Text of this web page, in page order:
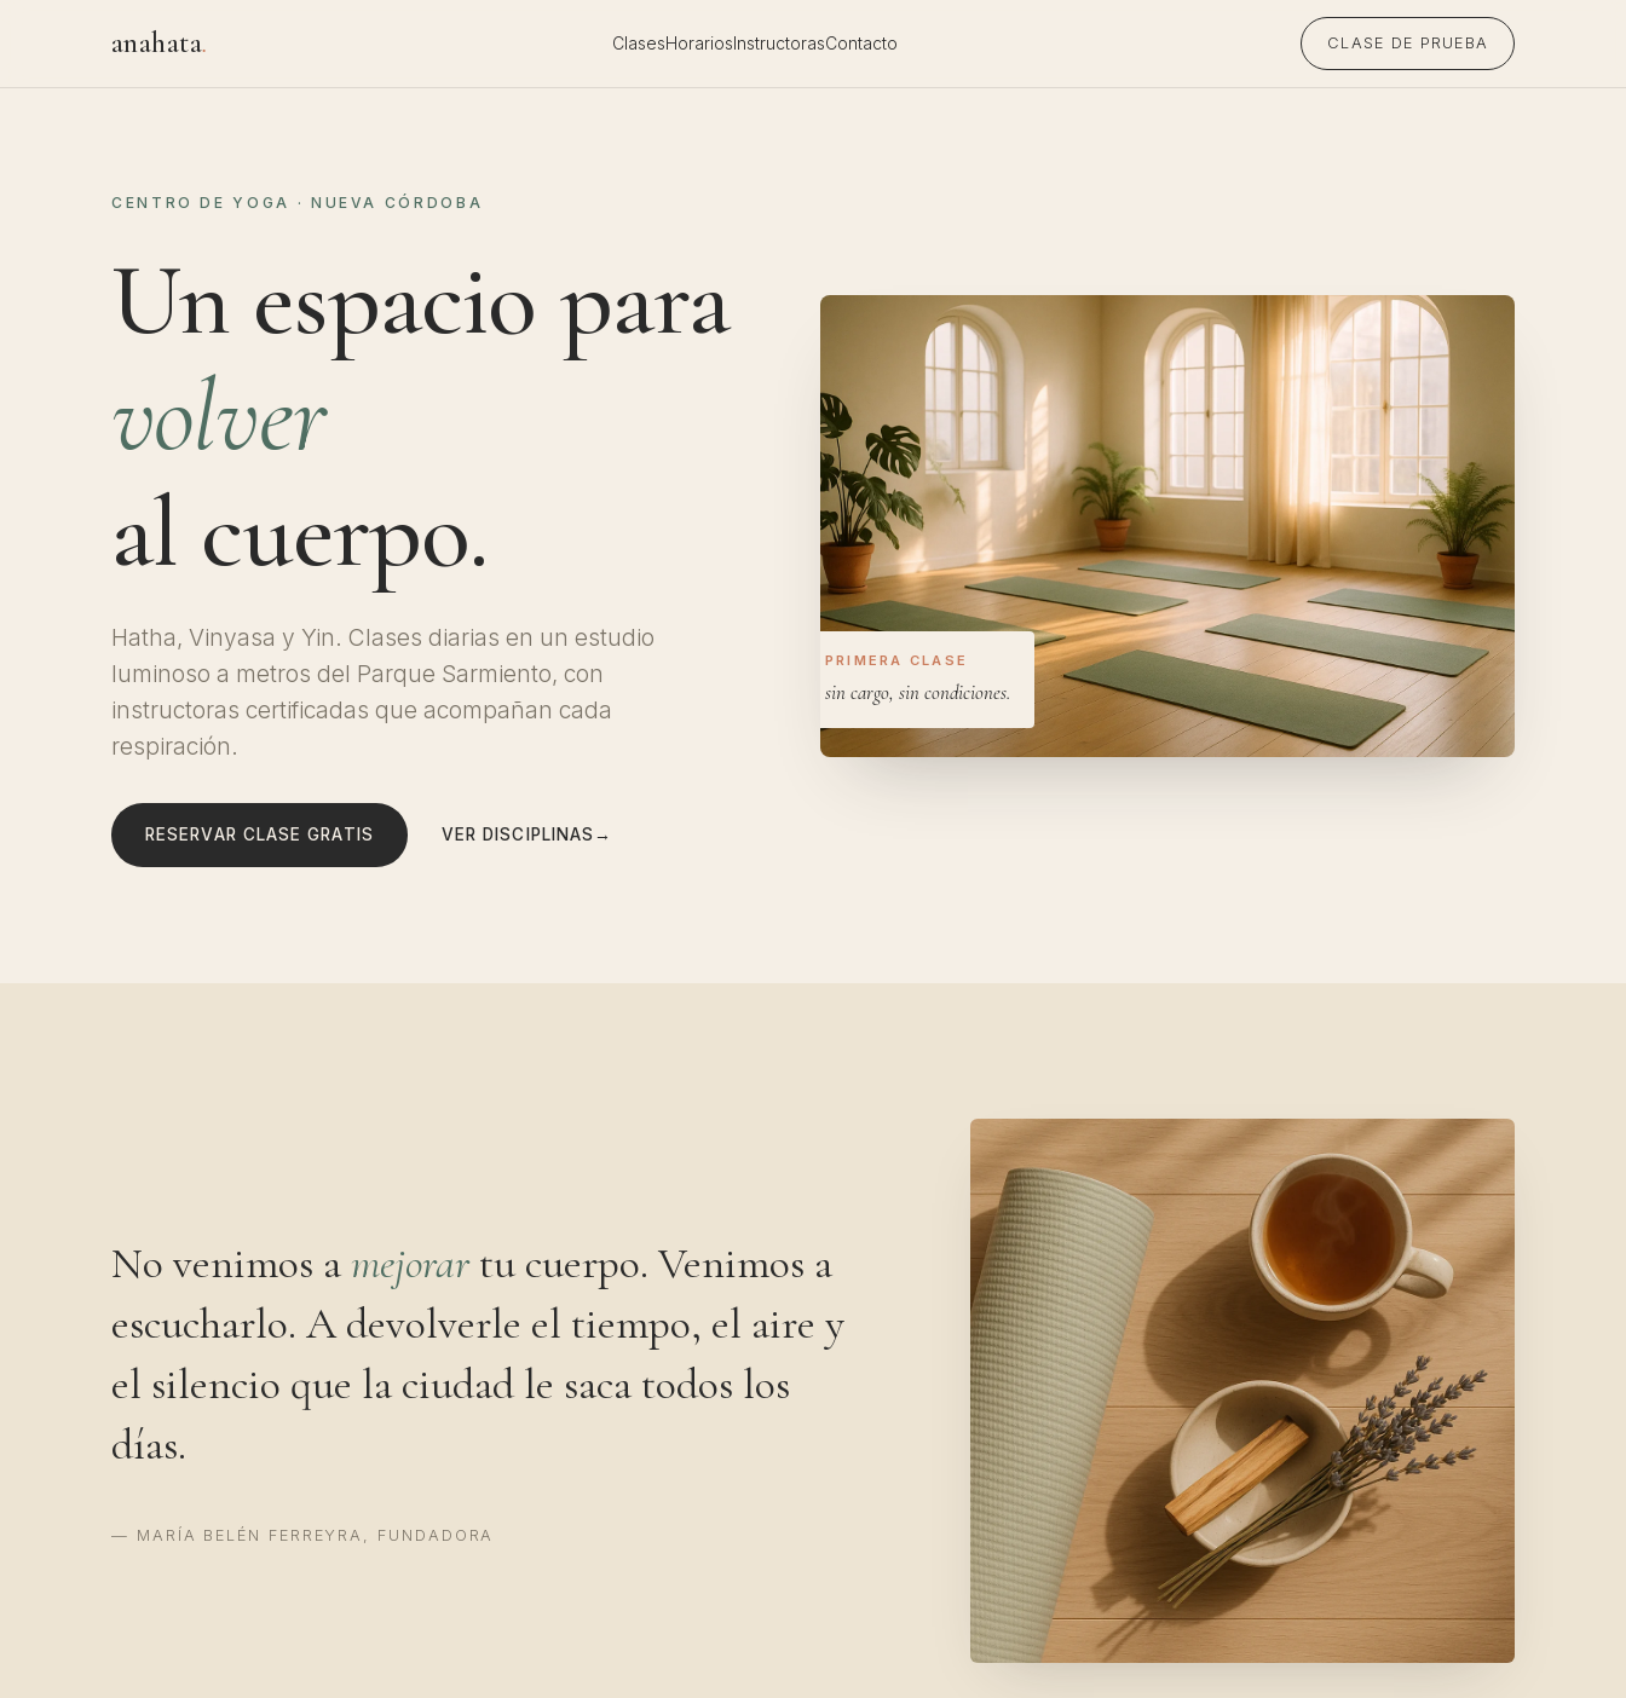
anahata. ClasesHorariosInstructorasContacto CLASE DE PRUEBA
CENTRO DE YOGA · NUEVA CÓRDOBA
Un espacio para
volver
al cuerpo.
Hatha, Vinyasa y Yin. Clases diarias en un estudio
luminoso a metros del Parque Sarmiento, con
instructoras certificadas que acompañan cada
respiración.
RESERVAR CLASE GRATIS VER DISCIPLINAS
PRIMERA CLASE
sin cargo, sin condiciones.
No venimos a mejorartu cuerpo. Venimos a
escucharlo. A devolverle el tiempo, el aire y
el silencio que la ciudad le saca todos los
días.
— MARÍA BELÉN FERREYRA, FUNDADORA